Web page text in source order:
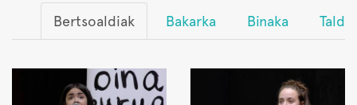
Bertsoaldiak Bakarka Binaka